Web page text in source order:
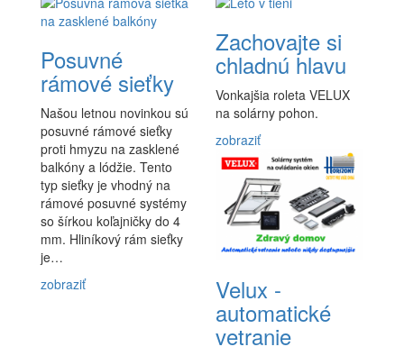
Posuvné
rámové sieťky
Našou letnou novinkou sú
posuvné rámové sieťky
proti hmyzu na zasklené
balkóny a lódžie. Tento
typ sieťky je vhodný na
rámové posuvné systémy
so šírkou koľajničky do 4
mm. Hliníkový rám sieťky
je…
zobraziť
Zachovajte si
chladnú hlavu
Vonkajšia roleta VELUX
na solárny pohon.
zobraziť
Velux -
automatické
vetranie